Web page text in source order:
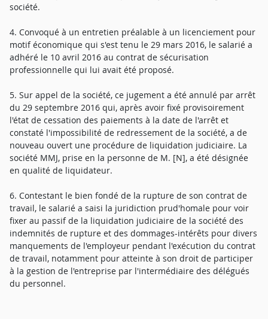
société.
4. Convoqué à un entretien préalable à un licenciement pour
motif économique qui s'est tenu le 29 mars 2016, le salarié a
adhéré le 10 avril 2016 au contrat de sécurisation
professionnelle qui lui avait été proposé.
5. Sur appel de la société, ce jugement a été annulé par arrêt
du 29 septembre 2016 qui, après avoir fixé provisoirement
l'état de cessation des paiements à la date de l'arrêt et
constaté l'impossibilité de redressement de la société, a de
nouveau ouvert une procédure de liquidation judiciaire. La
société MMJ, prise en la personne de M. [N], a été désignée
en qualité de liquidateur.
6. Contestant le bien fondé de la rupture de son contrat de
travail, le salarié a saisi la juridiction prud'homale pour voir
fixer au passif de la liquidation judiciaire de la société des
indemnités de rupture et des dommages-intérêts pour divers
manquements de l'employeur pendant l'exécution du contrat
de travail, notamment pour atteinte à son droit de participer
à la gestion de l'entreprise par l'intermédiaire des délégués
du personnel.